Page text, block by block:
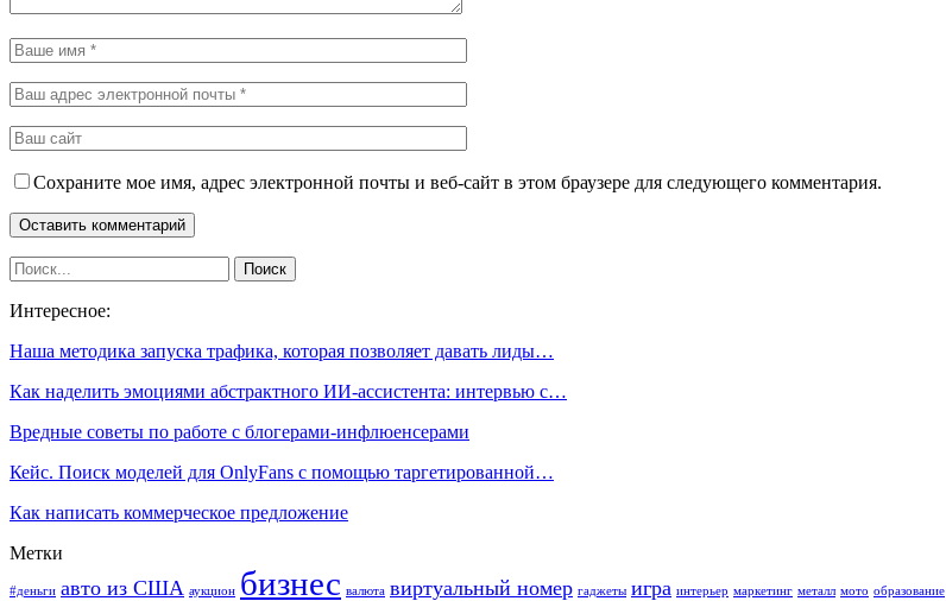
Сохраните мое имя, адрес электронной почты и веб-сайт в этом браузере для следующего комментария.
Интересное:
Наша методика запуска трафика, которая позволяет давать лиды…
Как наделить эмоциями абстрактного ИИ-ассистента: интервью с…
Вредные советы по работе с блогерами-инфлюенсерами
Кейс. Поиск моделей для OnlyFans с помощью таргетированной…
Как написать коммерческое предложение
Метки
#деньги авто из США аукцион бизнес валюта виртуальный номер гаджеты игра интерьер маркетинг металл мото образование